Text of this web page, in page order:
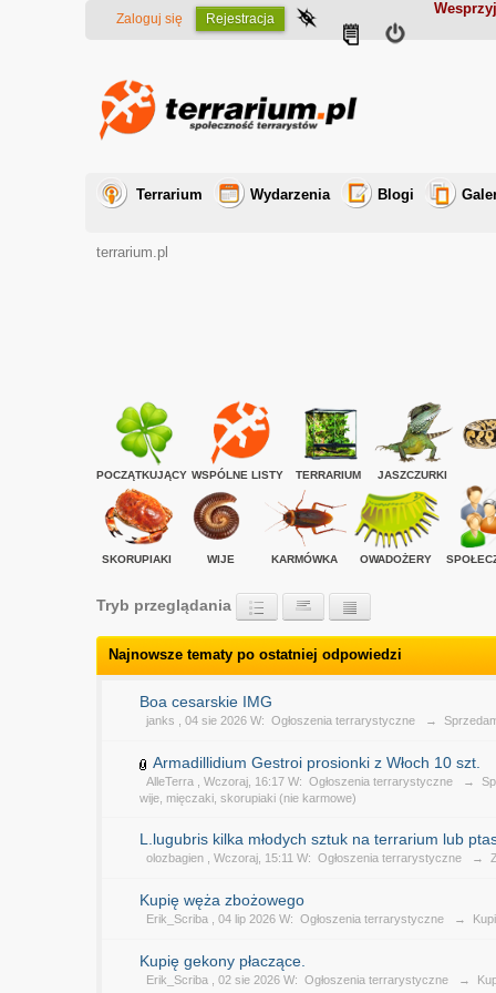
Zaloguj się Rejestracja
Terrarium Wydarzenia Blogi
terrarium.pl
POCZĄTKUJĄCY WSPÓLNE LISTY TERRARIUM JASZCZURKI
SKORUPIAKI WIJE KARMÓWKA OWADOŻERY
Tryb przeglądania
Najnowsze tematy po ostatniej odpowiedzi
Boa cesarskie IMG
janks , 04 sie 2026 W: Ogłoszenia terrarystyczne →
Armadillidium Gestroi prosionki z Włoch 10 szt.
AlleTerra , Wczoraj, 16:17 W: Ogłoszenia terrarystyczne →
wije, mięczaki, skorupiaki (nie karmowe)
L.lugubris kilka młodych sztuk na terrarium lub
olozbagien , Wczoraj, 15:11 W: Ogłoszenia terrarystyczne →
Kupię węża zbożowego
Erik_Scriba , 04 lip 2026 W: Ogłoszenia terrarystyczne →
Kupię gekony płaczące.
Erik_Scriba , 02 sie 2026 W: Ogłoszenia terrarystyczne →